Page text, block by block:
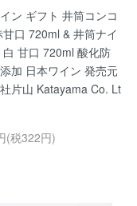
ン ギフト 井筒コンコ
甘口 720ml & 井筒ナイ
白 甘口 720ml 酸化防
加 日本ワイン 発売元
片山 Katayama Co. Lt
(税322円)